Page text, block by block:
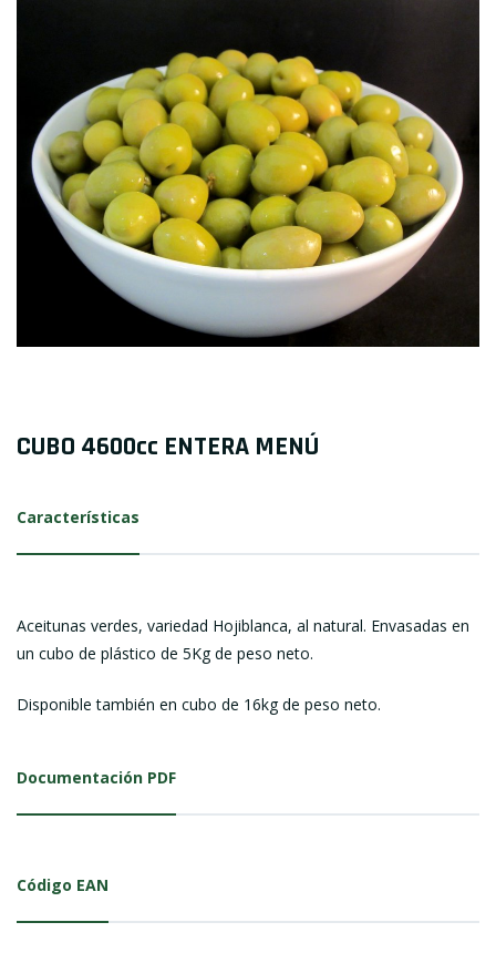
CUBO 4600cc ENTERA MENÚ
Características
Aceitunas verdes, variedad Hojiblanca, al natural. Envasadas en
un cubo de plástico de 5Kg de peso neto.
Disponible también en cubo de 16kg de peso neto.
Documentación PDF
Código EAN